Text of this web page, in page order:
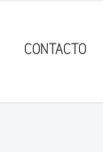
CONTACTO